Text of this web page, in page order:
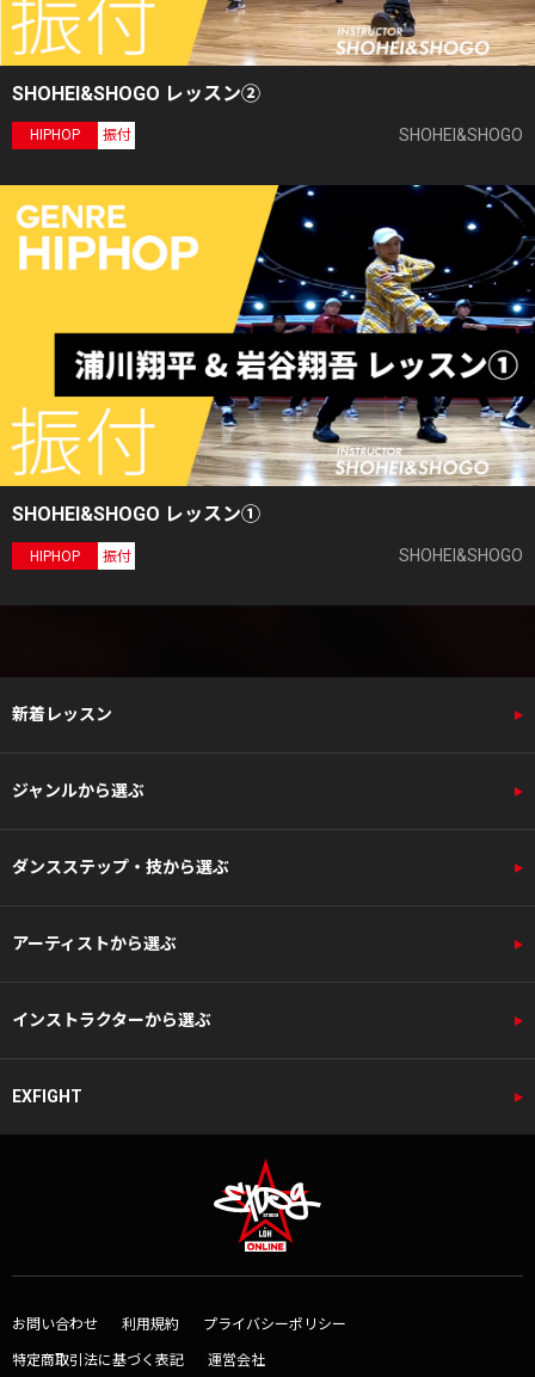
SHOHEI&SHOGO レッスン②
HIPHOP 振付 SHOHEI&SHOGO
SHOHEI&SHOGO レッスン①
HIPHOP 振付 SHOHEI&SHOGO
新着レッスン
ジャンルから選ぶ
ダンスステップ・技から選ぶ
アーティストから選ぶ
インストラクターから選ぶ
EXFIGHT
お問い合わせ 利用規約 プライバシーポリシー
特定商取引法に基づく表記 運営会社